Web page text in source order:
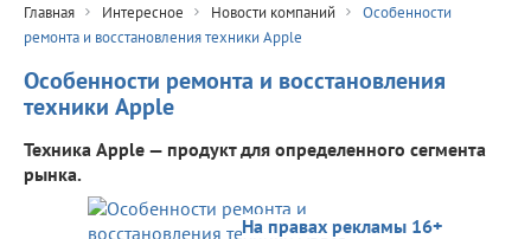
Главная Интересное Новости компаний
Особенности
ремонта и восстановления техники Apple
Особенности ремонта и восстановления
техники Apple
Техника Apple — продукт для определенного сегмента
рынка.
На правах рекламы 16+